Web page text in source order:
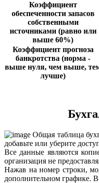
Коэффициент
обеспеченности запасов
собственными
источниками (равно или
выше 60%)
Коэффициент прогноза
банкротства (норма -
выше нуля, чем выше,
лучше)
Общая таблица
добавьте или уберите
Все данные являются
организация не
Нажав на номер строки,
дополнительном графике.